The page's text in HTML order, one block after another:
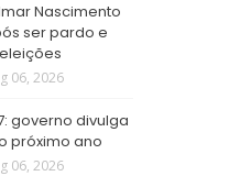
Nascimento
ser pardo e
06, 2026
governo divulga
próximo ano
06, 2026